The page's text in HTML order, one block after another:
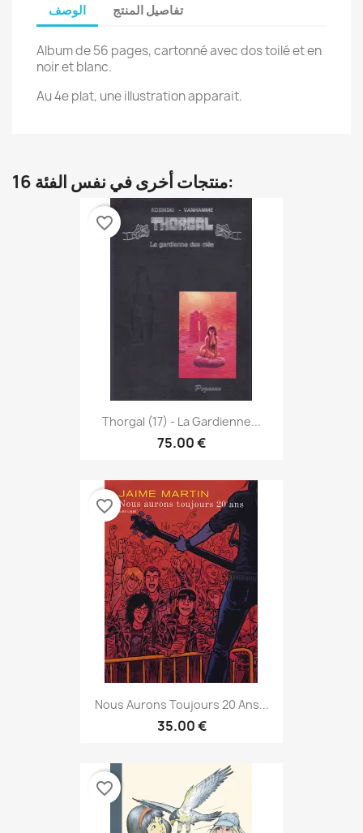
الوصف تفاصيل المنتج
Album de 56 pages, cartonné avec dos toilé et en
noir et blanc.
Au 4e plat, une illustration apparait.
16 منتجات أخرى في نفس الفئة:
Thorgal (17) - La Gardienne...
75.00 €
favorite_border
Nous Aurons Toujours 20 Ans...
35.00 €
favorite_border
favorite_border